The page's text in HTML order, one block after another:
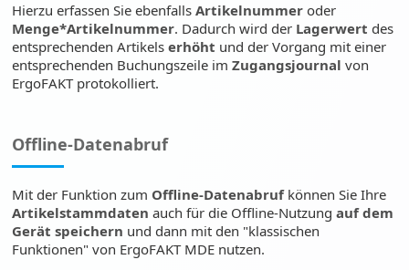
Hierzu erfassen Sie ebenfallsArtikelnummer oder
Menge*Artikelnummer. Dadurch wird der Lagerwert des
entsprechenden Artikelserhöht und der Vorgang mit einer
entsprechenden Buchungszeile imZugangsjournal von
ErgoFAKT protokolliert.
Offline-Datenabruf
Mit der Funktion zum Offline-Datenabrufkönnen Sie Ihre
Artikelstammdaten auch für die Offline-Nutzungauf dem
Gerät speichern und dann mit den "klassischen
Funktionen" von ErgoFAKT MDE nutzen.